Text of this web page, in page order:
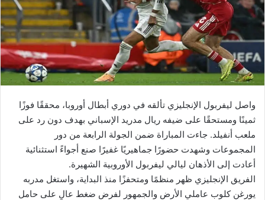
واصل ليفربول الإنجليزي تألقه في دوري أبطال أوروبا، محققًا فوزًا
ثمينًا ومستحقًا على ضيفه ريال مدريد الإسباني بهدف دون رد على
ملعب أنفيلد. جاءت المباراة ضمن الجولة الرابعة من دور
المجموعات وشهدت حضورًا جماهيريًا غفيرًا صنع أجواءً استثنائية
أعادت إلى الأذهان ليالي ليفربول الأوروبية الشهيرة.
الفريق الإنجليزي ظهر منظمًا ومتحفزًا منذ البداية، واستغل مدربه
يورغن كلوب عاملي الأرض والجمهور لفرض ضغط عالٍ على حامل